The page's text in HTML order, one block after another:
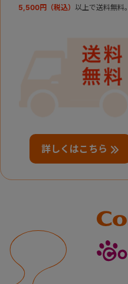
5,500円（税込） 以上で送料無料。
詳しくはこちら